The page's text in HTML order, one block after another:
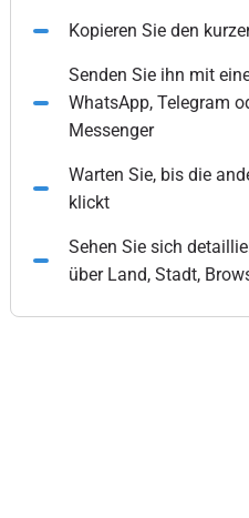
Kopieren Sie den
Senden Sie ihn mit
WhatsApp, Telegram
Messenger
Warten Sie, bis die
klickt
Sehen Sie sich
über Land, Stadt,